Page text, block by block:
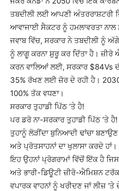
ਤਬਦੀਲੀ ਲਈ ਆਪਣੀ ਅੰਤਰਰਾਸ਼ਟਰੀ
ਆਵਾਜਾਈ ਸੈਕਟਰ ਨੂੰ ਹਮਲਾਵਰਤਾ ਨਾਲ
ਜਵਾਬ ਵਿੱਚ, ਸਰਕਾਰ ਨੇ ਤਬਦੀਲੀ ਨੂੰ
ਨੂੰ ਲਾਗੂ ਕਰਨਾ ਸ਼ੁਰੂ ਕਰ ਦਿੱਤਾ ਹੈ।
ਕਰਨ ਵਾਲਿਆਂ ਲਈ, ਸਰਕਾਰ $84Vs
35% ਰੱਖਣ ਲਈ ਜ਼ੋਰ ਦੇ ਰਹੀ ਹੈ।
100% ਤੱਕ ਵਧਣਾ।
ਸਰਕਾਰ ਤੁਹਾਡੀ ਪਿੱਠ ‘ਤੇ ਹੈ!
ਪਰ ਡਰੋ ਨਾ-ਸਰਕਾਰ ਤੁਹਾਡੀ ਪਿੱਠ ‘ਤੇ
ਤੁਹਾਨੂੰ ਲੋੜੀਂਦਾ ਬੁਨਿਆਦੀ ਢਾਂਚਾ
ਅਤੇ ਪ੍ਰੋਤਸਾਹਨਾਂ ਦਾ ਖੁਲਾਸਾ ਕਰਦੇ
ਇਹ ਉਹਨਾਂ ਪ੍ਰੋਗਰਾਮਾਂ ਵਿੱਚੋਂ ਇੱਕ ਹੈ
ਅਤੇ ਭਾਰੀ-ਡਿਊਟੀ ਜ਼ੀਰੋ-ਐਮਿਸ਼ਨ
ਵਪਾਰਕ ਵਾਹਨਾਂ ਨੂੰ ਖਰੀਦਣ ਜਾਂ ਲੀਜ਼